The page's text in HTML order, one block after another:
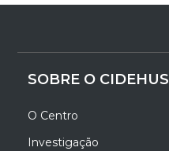
SOBRE O CIDEHUS
O Centro
Investigação